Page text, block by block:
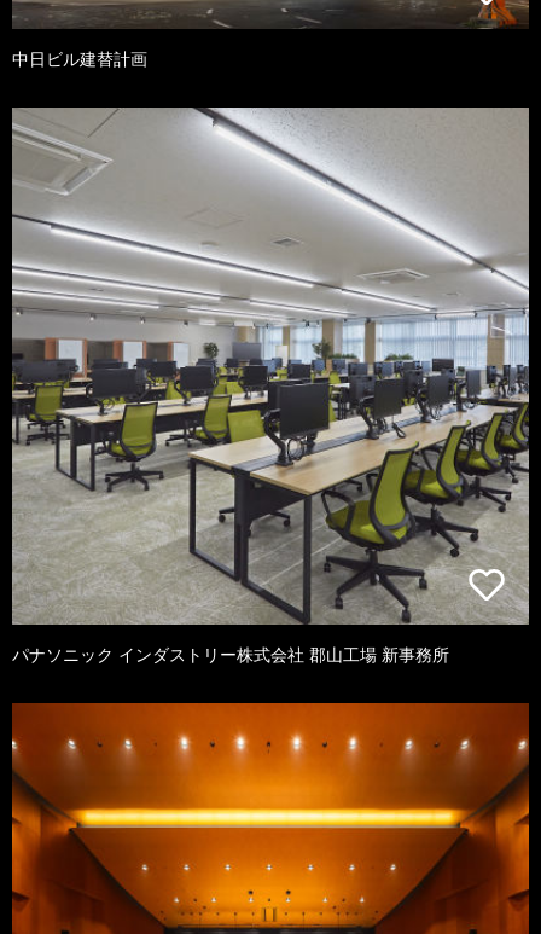
中日ビル建替計画
パナソニック インダストリー株式会社 郡山工場 新事務所